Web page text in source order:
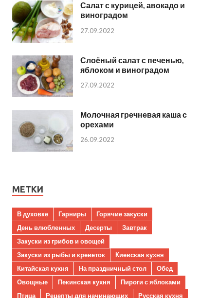
Салат с курицей, авокадо и
виноградом
27.09.2022
Слоёный салат с печенью,
яблоком и виноградом
27.09.2022
Молочная гречневая каша с
орехами
26.09.2022
МЕТКИ
В духовке Гарниры
Горячие закуски
День влюбленных
Десерты
Завтрак
Закуски из грибов и овощей
Закуски из рыбы и креветок
Киевская кухня
Китайская кухня
На праздничный стол
Обед
Овощные
Пекинская кухня
Пироги с яблоками
Птица
Рецепты для начинающих
Русская кухня